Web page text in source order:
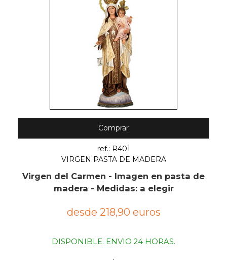
Comprar
ref.: R401
VIRGEN PASTA DE MADERA
Virgen del Carmen - Imagen en pasta de
madera - Medidas: a elegir
desde 218,90 euros
DISPONIBLE. ENVIO 24 HORAS.
.